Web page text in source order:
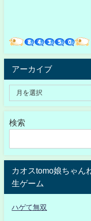
アーカイブ
検索
カオスtomo娘ちゃん
生ゲーム
ハゲて無双